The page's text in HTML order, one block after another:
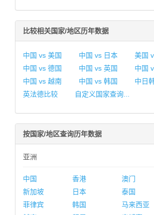
比较相关国家/地区历年数据
中国 vs 美国 中国 vs 日本
美国
中国 vs 德国
中国 vs 英国
中国
中国 vs 越南
中国 vs 韩国
中日
英法德比较
自定义国家查询...
按国家/地区查询历年数据
亚洲
中国 香港
澳门
新加坡
日本
泰国
菲律宾
韩国
马来西亚